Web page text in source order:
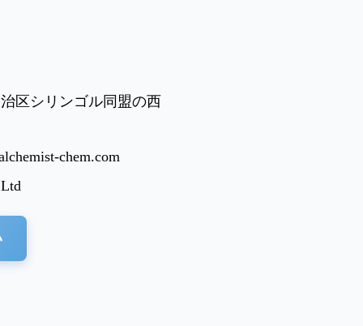
区シリンゴル同盟の西
chem.com